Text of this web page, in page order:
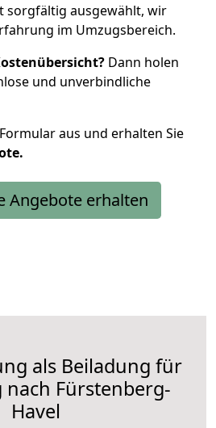
sorgfältig ausgewählt, wir
im Umzugsbereich.
Dann holen
und unverbindliche
aus und erhalten Sie
Angebote erhalten
als Beiladung für
nach Fürstenberg-
Havel